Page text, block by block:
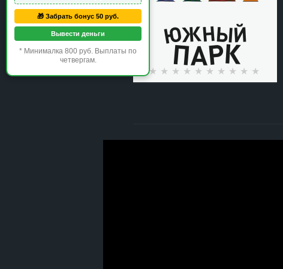
9 stars
8 stars
7 stars
6 stars
5 stars
4 stars
3 stars
2 stars
1 star
🎁 Забрать бонус 50 руб.
Вывести деньги
* Минималка 800 руб. Выплаты по
четвергам.